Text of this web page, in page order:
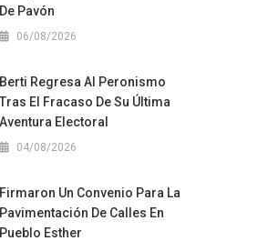
De Pavón
06/08/2026
Berti Regresa Al Peronismo
Tras El Fracaso De Su Última
Aventura Electoral
04/08/2026
Firmaron Un Convenio Para La
Pavimentación De Calles En
Pueblo Esther